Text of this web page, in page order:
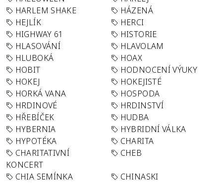
HARLEM SHAKE
HÁZENÁ
HEJLÍK
HERCI
HIGHWAY 61
HISTORIE
HLASOVÁNÍ
HLAVOLAM
HLUBOKÁ
HOAX
HOBIT
HODNOCENÍ VÝUKY
HOKEJ
HOKEJISTÉ
HORKÁ VANA
HOSPODA
HRDINOVÉ
HRDINSTVÍ
HŘEBÍČEK
HUDBA
HYBERNIA
HYBRIDNÍ VÁLKA
HYPOTÉKA
CHARITA
CHARITATIVNÍ
KONCERT
CHEB
CHIA SEMÍNKA
CHINASKI